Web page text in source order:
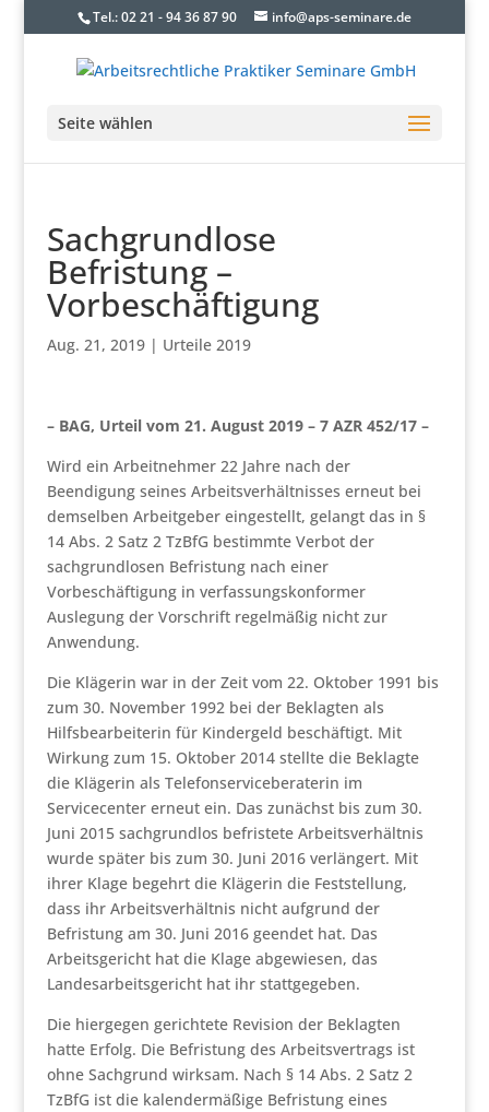
Tel.: 02 21 - 94 36 87 90 info@aps-seminare.de
Seite wählen
Sachgrundlose
Befristung –
Vorbeschäftigung
Aug. 21, 2019| Urteile 2019
– BAG, Urteil vom 21. August 2019 – 7 AZR 452/17 –
Wird ein Arbeitnehmer 22 Jahre nach der
Beendigung seines Arbeitsverhältnisses erneut bei
demselben Arbeitgeber eingestellt, gelangt das in §
14 Abs. 2 Satz 2 TzBfG bestimmte Verbot der
sachgrundlosen Befristung nach einer
Vorbeschäftigung in verfassungskonformer
Auslegung der Vorschrift regelmäßig nicht zur
Anwendung.
Die Klägerin war in der Zeit vom 22. Oktober 1991 bis
zum 30. November 1992 bei der Beklagten als
Hilfsbearbeiterin für Kindergeld beschäftigt. Mit
Wirkung zum 15. Oktober 2014 stellte die Beklagte
die Klägerin als Telefonserviceberaterin im
Servicecenter erneut ein. Das zunächst bis zum 30.
Juni 2015 sachgrundlos befristete Arbeitsverhältnis
wurde später bis zum 30. Juni 2016 verlängert. Mit
ihrer Klage begehrt die Klägerin die Feststellung,
dass ihr Arbeitsverhältnis nicht aufgrund der
Befristung am 30. Juni 2016 geendet hat. Das
Arbeitsgericht hat die Klage abgewiesen, das
Landesarbeitsgericht hat ihr stattgegeben.
Die hiergegen gerichtete Revision der Beklagten
hatte Erfolg. Die Befristung des Arbeitsvertrags ist
ohne Sachgrund wirksam. Nach § 14 Abs. 2 Satz 2
TzBfG ist die kalendermäßige Befristung eines